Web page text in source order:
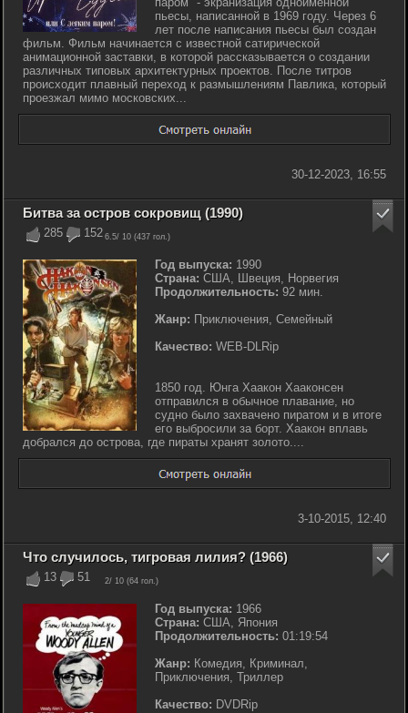
пьесы, написанной в 1969 году. Через 6
лет после написания пьесы был создан
фильм. Фильм начинается с известной сатирической
анимационной заставки, в которой рассказывается о создании
различных типовых архитектурных проектов. После титров
происходит плавный переход к размышлениям Павлика, который
проезжал мимо московских...
30-12-2023, 16:55
285 152 6.5/ 10 (437 гол.)
Битва за остров сокровищ (1990)
Год выпуска: 1990
Страна: США, Швеция, Норвегия
Продолжительность: 92 мин.
Жанр: Приключения, Семейный
Качество: WEB-DLRip
1850 год. Юнга Хаакон Хааконсен
отправился в обычное плавание, но
судно было захвачено пиратом и в итоге
его выбросили за борт. Хаакон вплавь
добрался до острова, где пираты хранят золото....
3-10-2015, 12:40
13 51 2/ 10 (64 гол.)
Что случилось, тигровая лилия? (1966)
Год выпуска: 1966
Страна: США, Япония
Продолжительность: 01:19:54
Жанр: Комедия, Криминал,
Приключения, Триллер
Качество: DVDRip